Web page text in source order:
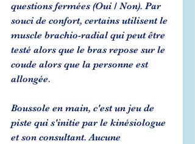
questions fermées (Oui / Non). Par
souci de confort, certains utilisent le
muscle brachio-radial qui peut être
testé alors que le bras repose sur le
coude alors que la personne est
allongée.
Boussole en main, c'est un jeu de
piste qui s'initie par le kinésiologue
et son consultant. Aucune